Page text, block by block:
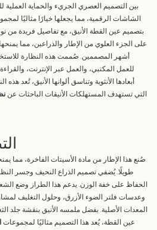
الشاشات الرقمية، مما يجعلها خيارًا مثاليًا
بتصميم عين القطة الأنيق، مع تفاصيل فريدة من
على الجزء العلوي من الإطار والذراعين، مما
أشهر المصممين. صُممت هذه النظارة
للعمل المكتبي، والعمل عبر الإنترنت،
أبعادها الأنثوية وتناسق ألوانها الأنيق، تُعد هذه
التي تستهدف المستهلكات الأنيقات الباحثات عن
صُنع هذا الإطار من مادة الأسيتات الفاخرة، مما
طويلًا. يُضفي تصميم الذراع النحيف وجسر
الحفاظ على خفة الوزن. يدعم هذا الطراز وضع
وعدسات فلتر الضوء الأزرق، وحلول التغليف
المعدات الأصلية. بفضل ملمسه الأنيق بنقشة جلد
عين القطة، يُعد هذا التصميم مثاليًا لمجموعات